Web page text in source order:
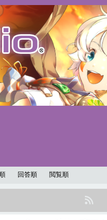
回答順 閲覧順